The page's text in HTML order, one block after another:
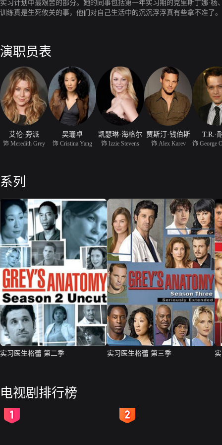
实习计划中最艰苦的部分。她的同事包括第一年实习期的克里斯丁娜·
训练真是生死攸关的事，他们对自己生活中的沉沉浮浮真有些拿不准了。
演职员表
艾伦·旁派
饰 Meredith Grey
吴珊卓
饰 Cristina Yang
凯瑟琳·海格尔
饰 Izzie Stevens
贾斯汀·钱伯斯
饰 Alex Karev
T.R.·
饰 George
系列
实习医生格蕾 第二季 实习医生格蕾 第三季
电视剧排行榜